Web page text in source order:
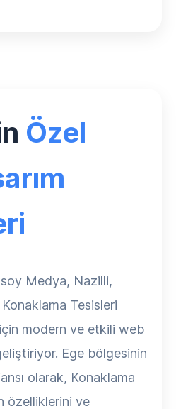
Özel
Medya, Nazilli,
Tesisleri
modern ve etkili web
Ege bölgesinin
olarak, Konaklama
özelliklerini ve